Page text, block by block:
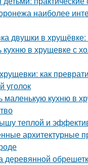
наиболее
двушки в
кухню в хрущевке с
как
уголок
маленькую кухню в
теплой и
архитектурные
деревянной